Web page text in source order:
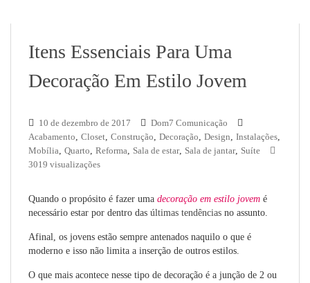
Itens Essenciais Para Uma
Decoração Em Estilo Jovem
10 de dezembro de 2017
Dom7 Comunicação
Acabamento, Closet, Construção, Decoração, Design, Instalações,
Mobília, Quarto, Reforma, Sala de estar, Sala de jantar, Suíte
3019 visualizações
Quando o propósito é fazer uma decoração em estilo jovem é
necessário estar por dentro das últimas tendências no assunto.
Afinal, os jovens estão sempre antenados naquilo o que é
moderno e isso não limita a inserção de outros estilos.
O que mais acontece nesse tipo de decoração é a junção de 2 ou